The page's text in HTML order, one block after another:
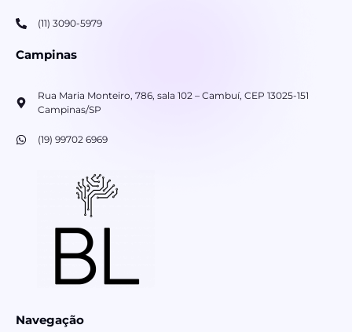
(11) 3090-5979
Campinas
Rua Maria Monteiro, 786, sala 102 – Cambuí, CEP 13025-151
Campinas/SP
(19) 99702 6969
Navegação